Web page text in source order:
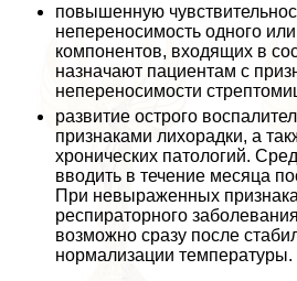
повышенную
непереносимость одного
компонентов, входящих в
назначают пациентам с
непереносимости
развитие острого
признаками лихорадки, а
хронических патологий.
вводить в течение месяца
При невыраженных
респираторного
возможно сразу после
нормализации температуры.